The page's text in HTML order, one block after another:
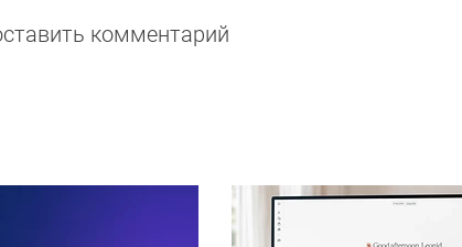
комментарий